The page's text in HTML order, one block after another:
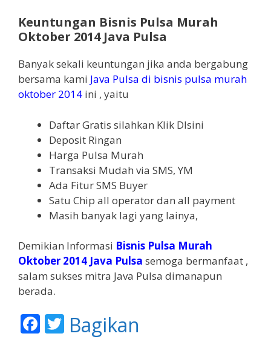
Keuntungan Bisnis Pulsa Murah
Oktober 2014 Java Pulsa
Banyak sekali keuntungan jika anda bergabung
bersama kami Java Pulsa di bisnis pulsa murah
oktober 2014 ini , yaitu
Daftar Gratis silahkan Klik DIsini
Deposit Ringan
Harga Pulsa Murah
Transaksi Mudah via SMS, YM
Ada Fitur SMS Buyer
Satu Chip all operator dan all payment
Masih banyak lagi yang lainya,
Demikian Informasi Bisnis Pulsa Murah
Oktober 2014 Java Pulsa semoga bermanfaat ,
salam sukses mitra Java Pulsa dimanapun
berada.
F T
Bagikan